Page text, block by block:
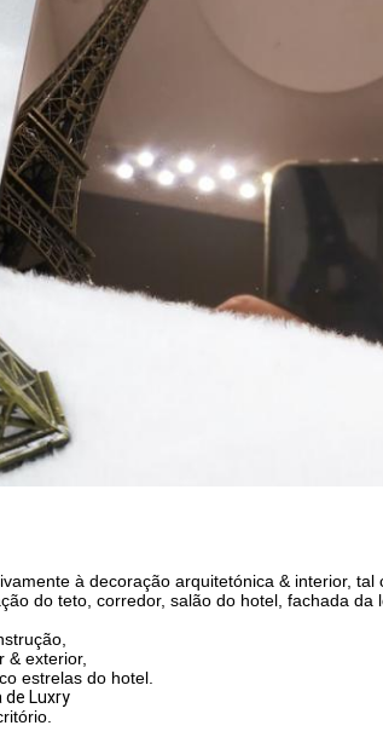
à decoração arquitetónica & interior,
do teto, corredor, salão do hotel, fachada da
&exterior,
estrelas do hotel.
de Luxry